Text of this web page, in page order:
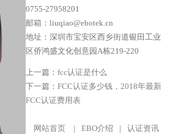
0755-27958201
邮箱：liuqiao@ebotek.cn
地址：深圳市宝安区西乡街道银田工业
区侨鸿盛文化创意园A栋219-220
上一篇：fcc认证是什么
下一篇：FCC认证多少钱，2018年最新
FCC认证费用表
网站首页 | EBO介绍 | 认证资讯